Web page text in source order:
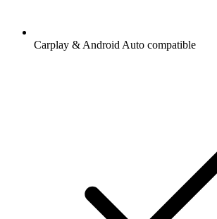
Carplay & Android Auto compatible